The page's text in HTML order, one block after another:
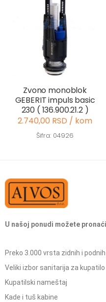
Zvono monoblok
GEBERIT impuls basic
230 ( 136.900.21.2 )
2.740,00 RSD / kom
Šifra: 04926
U našoj ponudi možete
Preko 3.000 vrsta zidnih i
Veliki izbor sanitarija za kupatilo
Kupatilski nameštaj
Kade i tuš kabine